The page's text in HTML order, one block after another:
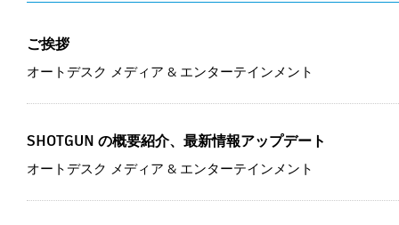
ご挨拶
オートデスク メディア & エンターテインメント
SHOTGUN の概要紹介、最新情報アップデート
オートデスク メディア & エンターテインメント